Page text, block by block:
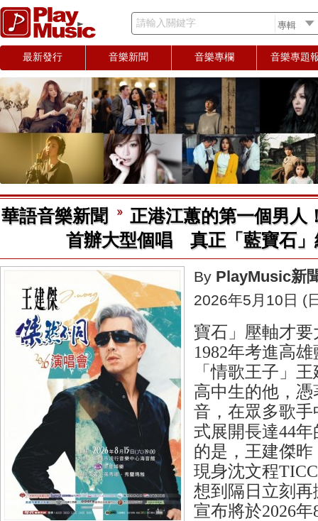
請輸入關鍵字
最新發行 音樂新聞 音樂專欄 音樂專題
華語音樂新聞
正港江蕙的第一個男人
首辦大型個唱 真正「藍寶石」
By PlayMusic新
2026年5月10日 (
寶石」壓軸才
1982年考進高
「情歌王子」
高中生的他，
音，在眾多歌
式展開長達44
的是，王建傑
現身沈文程
想到隔日立刻
宣布將於2026